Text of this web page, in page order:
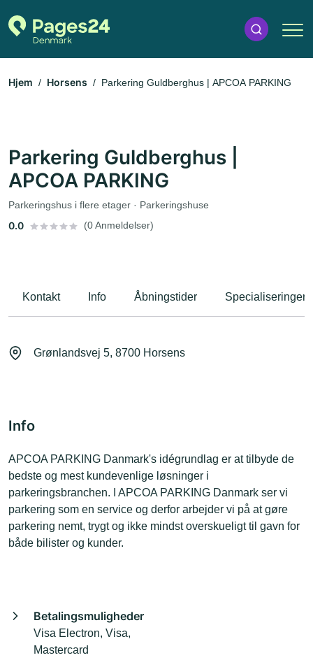
Hjem Horsens Parkering Guldberghus | APCOA PARKING
Parkering Guldberghus |
APCOA PARKING
Parkeringshus i flere etager · Parkeringshuse
0.0 (0 Anmeldelser)
Kontakt Info Åbningstider Specialiseringer
Grønlandsvej 5, 8700 Horsens
Info
APCOA PARKING Danmark's idégrundlag er at tilbyde de
bedste og mest kundevenlige løsninger i
parkeringsbranchen. I APCOA PARKING Danmark ser vi
parkering som en service og derfor arbejder vi på at gøre
parkering nemt, trygt og ikke mindst overskueligt til gavn for
både bilister og kunder.
Betalingsmuligheder
Visa Electron, Visa,
Mastercard